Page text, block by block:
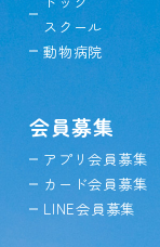
スクール
動物病院
会員募集
アプリ会員募集
カード会員募集
LINE会員募集